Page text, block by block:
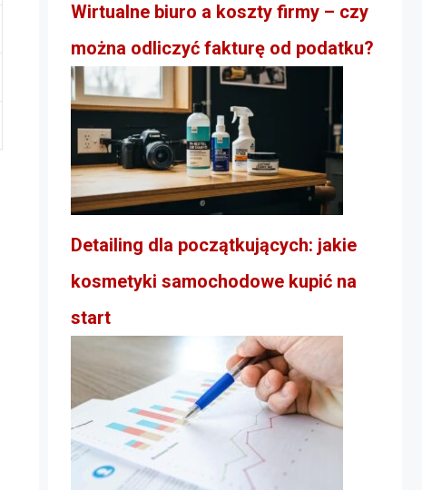
Wirtualne biuro a koszty firmy – czy
można odliczyć fakturę od podatku?
Detailing dla początkujących: jakie
kosmetyki samochodowe kupić na
start